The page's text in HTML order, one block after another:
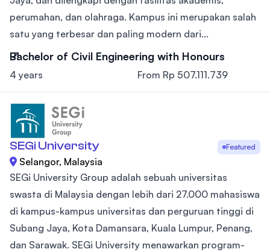
perumahan, dan olahraga. Kampus ini merupakan salah
satu yang terbesar dan paling modern dari...
Bachelor of Civil Engineering with Honours
4 years From Rp 507.111.739
SEGi University Featured
Selangor, Malaysia
SEGi University Group adalah sebuah universitas
swasta di Malaysia dengan lebih dari 27.000 mahasiswa
di kampus-kampus universitas dan perguruan tinggi di
Subang Jaya, Kota Damansara, Kuala Lumpur, Penang,
dan Sarawak. SEGi University menawarkan program-